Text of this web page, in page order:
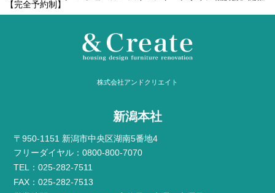
【完全予約制】
株式会社アンドクリエイト
新潟本社
〒950-1151 新潟市中央区湖南5番地4
フリーダイヤル：0800-800-7070
TEL：025-282-7511
FAX：025-282-7513